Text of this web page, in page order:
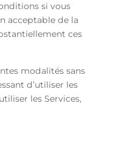
si vous
acceptable de la
ces
modalités sans
d’utiliser les
les Services,